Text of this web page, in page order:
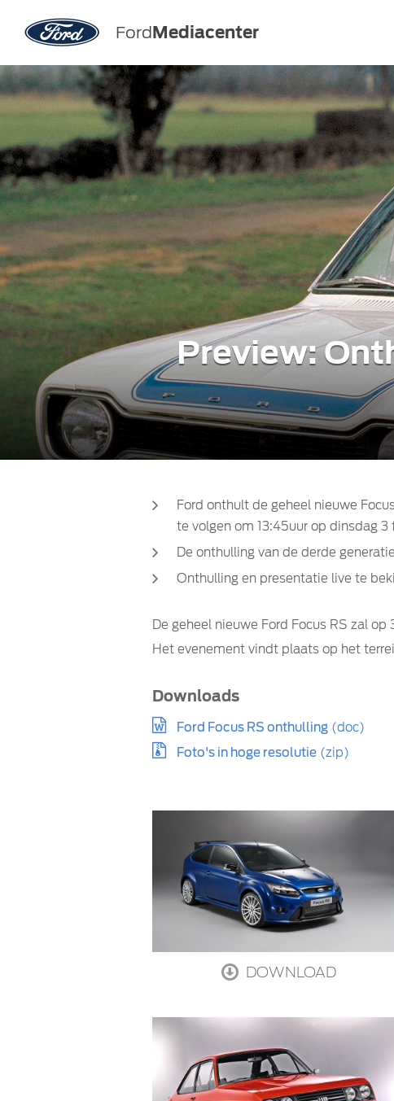
FordMediacenter
Preview:
Ford onthult de geheel nieuwe
te volgen om 13:45uur op dinsdag 3
De onthulling van de derde
Onthulling en presentatie live te
De geheel nieuwe Ford Focus RS zal
Het evenement vindt plaats op het
Downloads
Ford Focus RS onthulling (doc)
Foto's in hoge resolutie (zip)
DOWNLOAD